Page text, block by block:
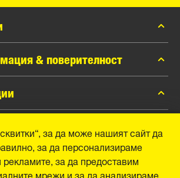
& поверителност
данни
GmbH
126
за да може нашият сайт да
за да персонализираме
за да предоставим
мрежи и за да анализираме